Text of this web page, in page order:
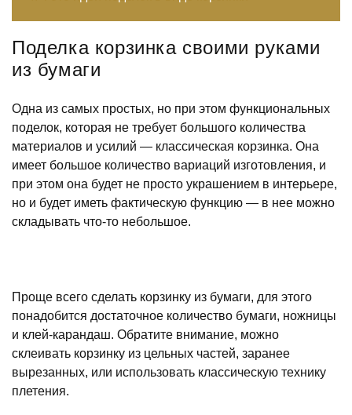
Поделка корзинка своими руками
из бумаги
Одна из самых простых, но при этом функциональных
поделок, которая не требует большого количества
материалов и усилий — классическая корзинка. Она
имеет большое количество вариаций изготовления, и
при этом она будет не просто украшением в интерьере,
но и будет иметь фактическую функцию — в нее можно
складывать что-то небольшое.
Проще всего сделать корзинку из бумаги, для этого
понадобится достаточное количество бумаги, ножницы
и клей-карандаш. Обратите внимание, можно
склеивать корзинку из цельных частей, заранее
вырезанных, или использовать классическую технику
плетения.